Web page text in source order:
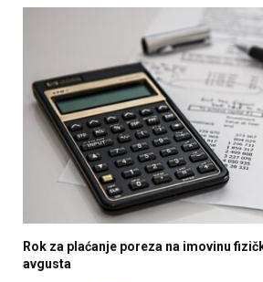
Rok za plaćanje poreza na imovinu
avgusta